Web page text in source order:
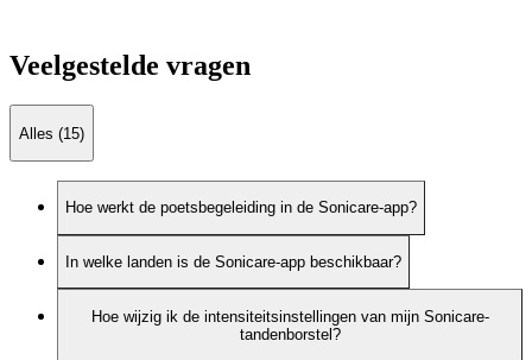
Veelgestelde vragen
Alles (15)
Hoe werkt de poetsbegeleiding in de Sonicare-app?
In welke landen is de Sonicare-app beschikbaar?
Hoe wijzig ik de intensiteitsinstellingen van mijn Sonicare-
tandenborstel?